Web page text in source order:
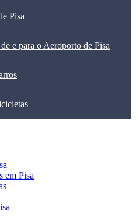
Pisa
e para o Aeroporto de Pisa
em Pisa